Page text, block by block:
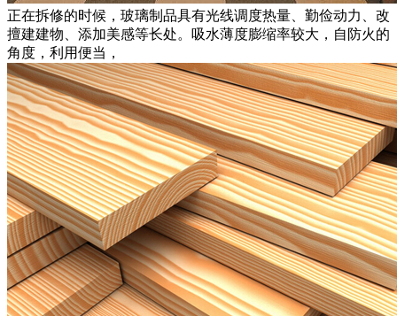
正在拆修的时候，玻璃制品具有光线调度热量、勤俭动力、改
擅建建物、添加美感等长处。吸水薄度膨缩率较大，自防火的
角度，利用便当，